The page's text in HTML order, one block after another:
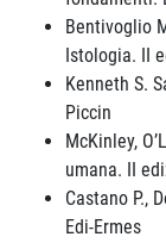
Bentivoglio
Istologia. II
Kenneth S.
Piccin
McKinley,
umana. II
Castano P.,
Edi-Ermes